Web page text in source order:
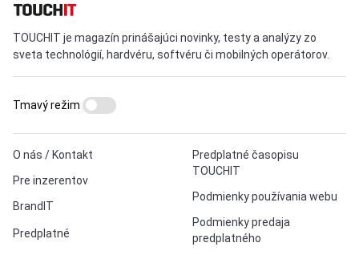
TOUCHIT je magazín prinášajúci novinky, testy a analýzy zo
sveta technológií, hardvéru, softvéru či mobilných operátorov.
O nás / Kontakt
Pre inzerentov
BrandIT
Predplatné
Predplatné časopisu
TOUCHIT
Podmienky používania webu
Podmienky predaja
predplatného
Tmavý režim